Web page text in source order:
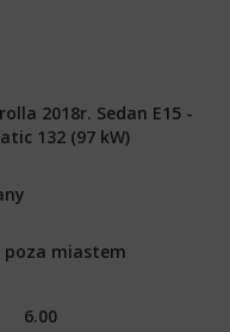
2018r. Sedan E15 -
132 (97 kW)
poza miastem
6.00